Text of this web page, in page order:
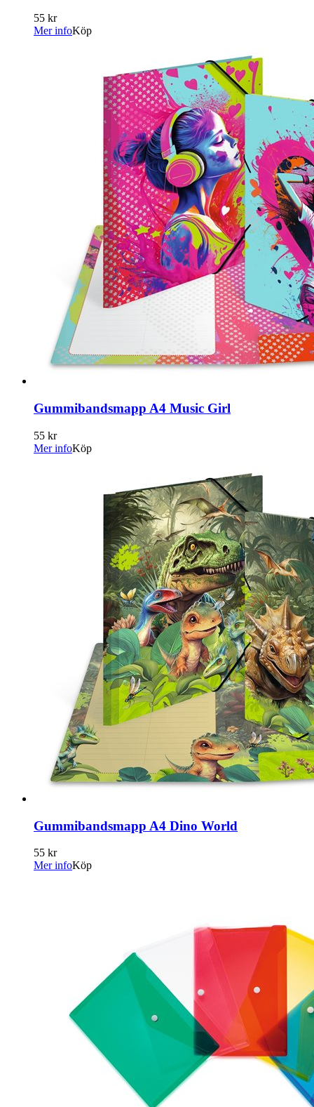
55 kr
Mer infoKöp
Gummibandsmapp A4 Music Girl
55 kr
Mer infoKöp
Gummibandsmapp A4 Dino World
55 kr
Mer infoKöp